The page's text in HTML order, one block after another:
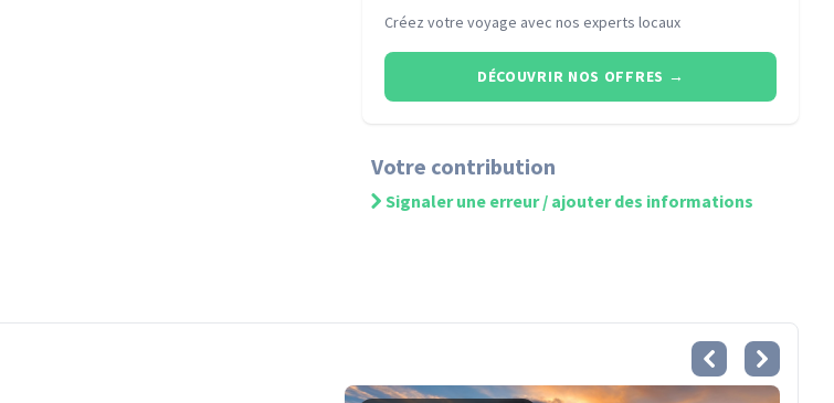
Créez votre voyage avec nos experts locaux
DÉCOUVRIR NOS OFFRES →
Votre contribution
Signaler une erreur / ajouter des informations